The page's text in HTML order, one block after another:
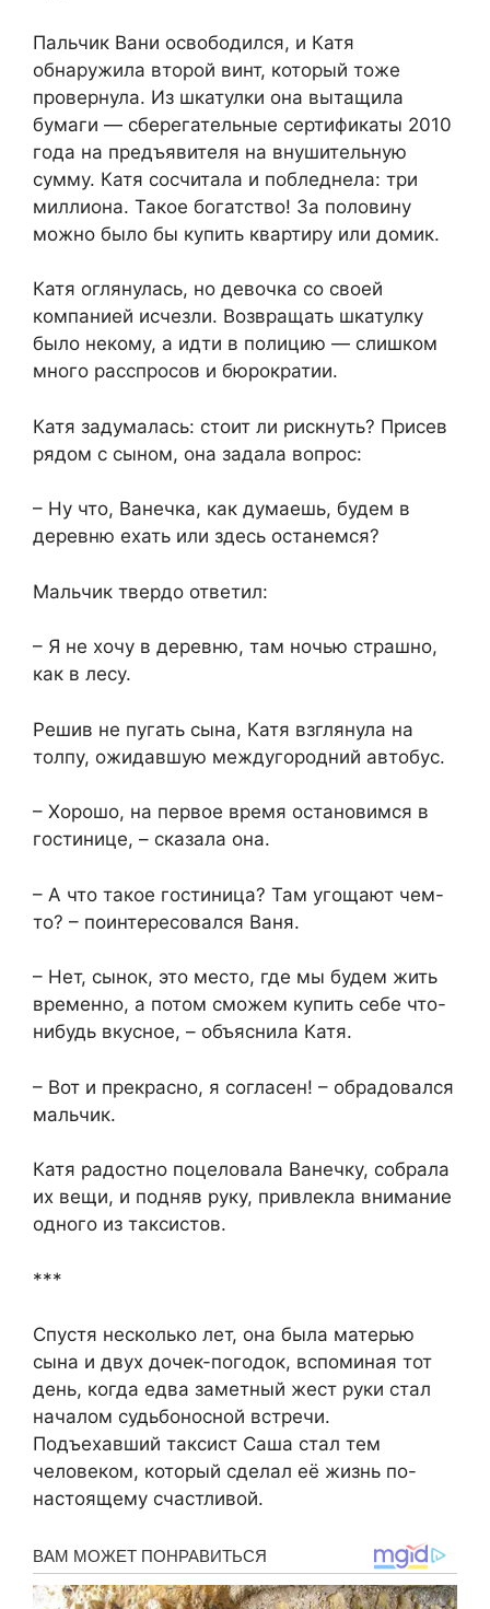
Пальчик Вани освободился, и Катя
обнаружила второй винт, который тоже
провернула. Из шкатулки она вытащила
бумаги — сберегательные сертификаты 2010
года на предъявителя на внушительную
сумму. Катя сосчитала и побледнела: три
миллиона. Такое богатство! За половину
можно было бы купить квартиру или домик.
Катя оглянулась, но девочка со своей
компанией исчезли. Возвращать шкатулку
было некому, а идти в полицию — слишком
много расспросов и бюрократии.
Катя задумалась: стоит ли рискнуть? Присев
рядом с сыном, она задала вопрос:
– Ну что, Ванечка, как думаешь, будем в
деревню ехать или здесь останемся?
Мальчик твердо ответил:
– Я не хочу в деревню, там ночью страшно,
как в лесу.
Решив не пугать сына, Катя взглянула на
толпу, ожидавшую междугородний автобус.
– Хорошо, на первое время остановимся в
гостинице, – сказала она.
– А что такое гостиница? Там угощают чем-
то? – поинтересовался Ваня.
– Нет, сынок, это место, где мы будем жить
временно, а потом сможем купить себе что-
нибудь вкусное, – объяснила Катя.
– Вот и прекрасно, я согласен! – обрадовался
мальчик.
Катя радостно поцеловала Ванечку, собрала
их вещи, и подняв руку, привлекла внимание
одного из таксистов.
***
Спустя несколько лет, она была матерью
сына и двух дочек-погодок, вспоминая тот
день, когда едва заметный жест руки стал
началом судьбоносной встречи.
Подъехавший таксист Саша стал тем
человеком, который сделал её жизнь по-
настоящему счастливой.